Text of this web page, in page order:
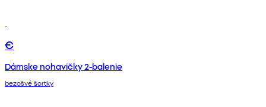
€
Dámske nohavičky 2-balenie
bezošvé šortky